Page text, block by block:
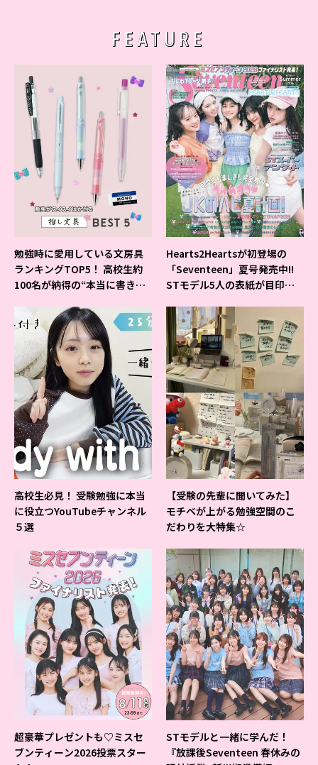
FEATURE
勉強時に愛用している文房具
ランキングTOP5！ 高校生約
100名が納得の“本当に書きや
Hearts2Heartsが初登場の
「Seventeen」夏号発売中!!
STモデル5人の表紙が目印だ
高校生必見！ 受験勉強に本当
に役立つYouTubeチャンネル
５選
【受験の先輩に聞いてみた】
モチベが上がる勉強空間のこ
だわりを大特集☆
超豪華プレゼントも♡ミスセ
ブンティーン2026投票スター
STモデルと一緒に学んだ！
『放課後Seventeen 春休みの